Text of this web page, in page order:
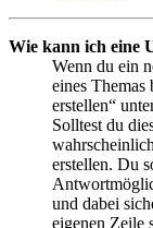
Wie kann ich eine
Wenn du ein
eines Themas
erstellen“
Solltest du
erstellen. Du
und dabei
eigenen Zeile